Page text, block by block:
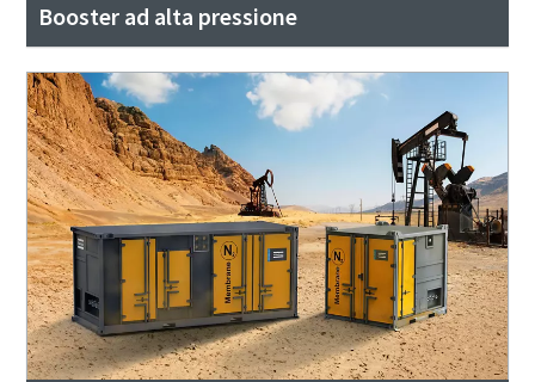
Booster ad alta pressione